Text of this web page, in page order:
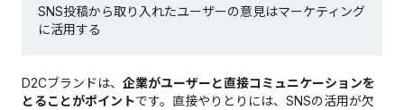
SNS投稿から取り入れたユーザーの意見はマーケティング
に活用する
D2Cブランドは、 企業がユーザーと直接コミュニケーションを
とることがポイントです。直接やりとりには、SNSの活用が欠